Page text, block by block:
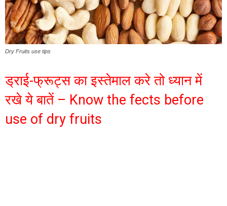
Dry Fruits use tips
ड्राई-फ्रूट्स का इस्तेमाल करे तो ध्यान में
रखे ये बातें – Know the fects before
use of dry fruits